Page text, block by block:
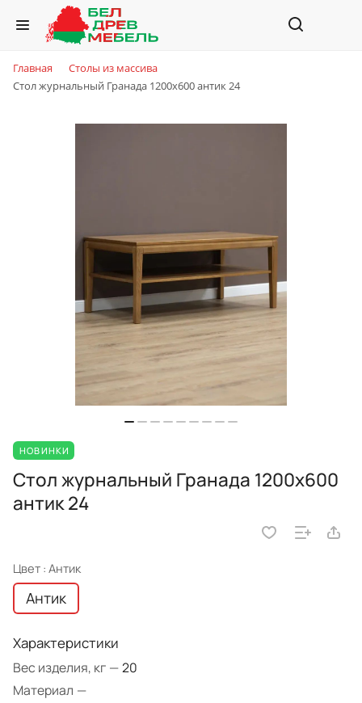
Главная
Столы из массива
Стол журнальный Гранада 1200х600 антик 24
НОВИНКИ
Стол журнальный Гранада 1200х600
антик 24
Цвет : Антик
Антик
Характеристики
Вес изделия, кг —20
Материал —